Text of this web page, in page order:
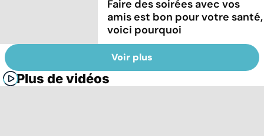
Faire des soirées avec vos
amis est bon pour votre santé,
voici pourquoi
Voir plus
Plus de vidéos